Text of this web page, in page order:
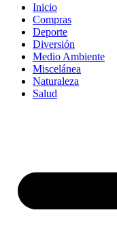
Inicio
Compras
Deporte
Diversión
Medio Ambiente
Miscelánea
Naturaleza
Salud